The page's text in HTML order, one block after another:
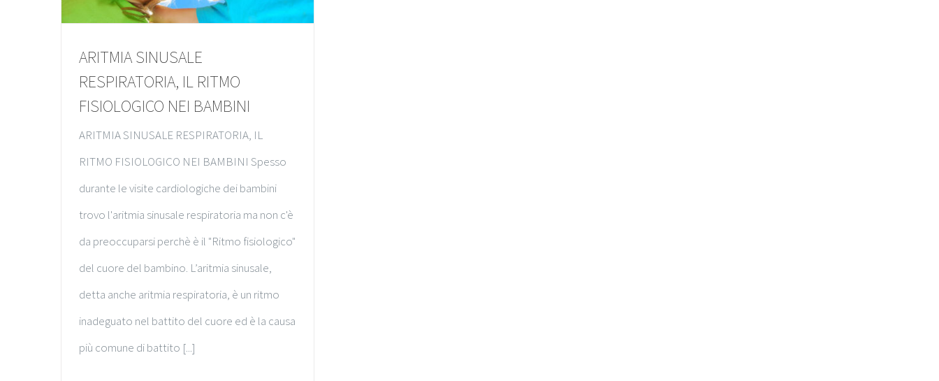
ARITMIA SINUSALE
RESPIRATORIA, IL RITMO
FISIOLOGICO NEI BAMBINI
ARITMIA SINUSALE RESPIRATORIA, IL
RITMO FISIOLOGICO NEI BAMBINI Spesso
durante le visite cardiologiche dei bambini
trovo l'aritmia sinusale respiratoria ma non c'è
da preoccuparsi perchè è il "Ritmo fisiologico"
del cuore del bambino. L’aritmia sinusale,
detta anche aritmia respiratoria, è un ritmo
inadeguato nel battito del cuore ed è la causa
più comune di battito [...]